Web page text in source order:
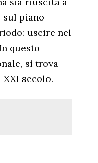
sul piano
uscire nel
questo
si trova
secolo.